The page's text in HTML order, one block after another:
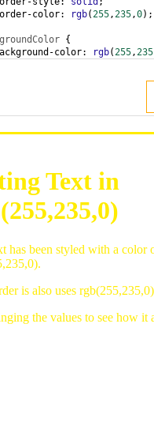
color: rgb(255,235,0);
{
color: rgb(255,235
(255,235,0));
="textColor borderColor"
Text in rgb(255,235,0)